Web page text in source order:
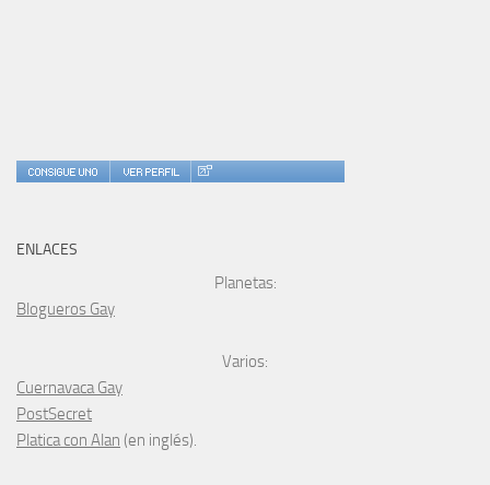
ENLACES
Planetas:
Blogueros Gay
Varios:
Cuernavaca Gay
PostSecret
Platica con Alan (en inglés).